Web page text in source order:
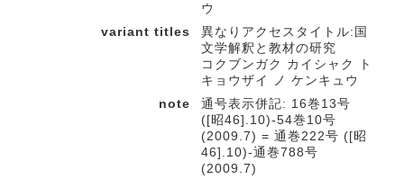
ウ
variant titles
異なりアクセスタイトル:国
文学解釈と教材の研究
コクブンガク カイシャク ト
キョウザイ ノ ケンキュウ
note
通号表示併記: 16巻13号
([昭46].10)-54巻10号
(2009.7) = 通巻222号 ([昭
46].10)-通巻788号
(2009.7)